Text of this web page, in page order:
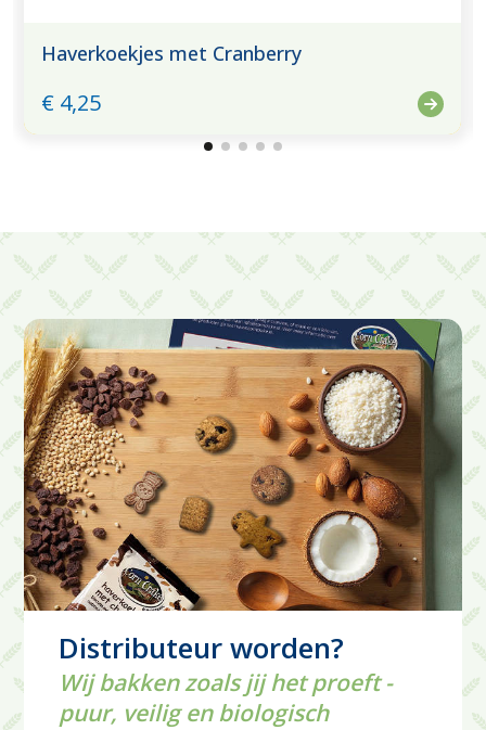
Haverkoekjes met Cranberry
€ 4,25
Distributeur worden?
Wij bakken zoals jij het proeft -
puur, veilig en biologisch